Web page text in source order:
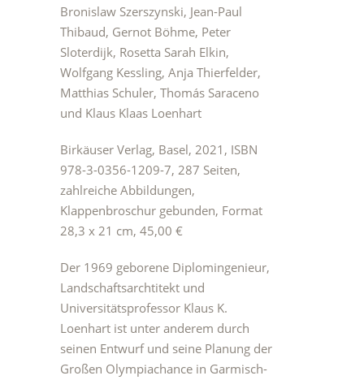
Bronislaw Szerszynski, Jean-Paul
Thibaud, Gernot Böhme, Peter
Sloterdijk, Rosetta Sarah Elkin,
Wolfgang Kessling, Anja Thierfelder,
Matthias Schuler, Thomás Saraceno
und Klaus Klaas Loenhart
Birkäuser Verlag, Basel, 2021, ISBN
978-3-0356-1209-7, 287 Seiten,
zahlreiche Abbildungen,
Klappenbroschur gebunden, Format
28,3 x 21 cm, 45,00 €
Der 1969 geborene Diplomingenieur,
Landschaftsarchtitekt und
Universitätsprofessor Klaus K.
Loenhart ist unter anderem durch
seinen Entwurf und seine Planung der
Großen Olympiachance in Garmisch-